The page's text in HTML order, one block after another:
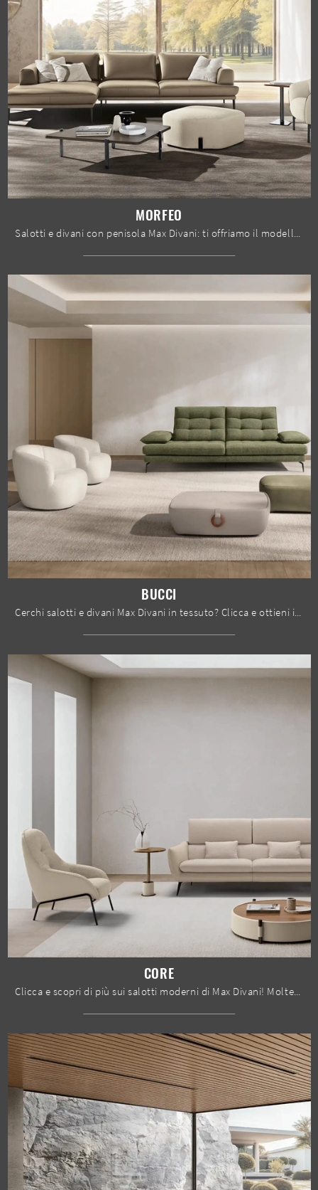
MORFEO
Salotti e divani con penisola Max Divani: ti offriamo il modello Morfeo in pelle per valorizzare il living.
BUCCI
Cerchi salotti e divani Max Divani in tessuto? Clicca e ottieni informazioni sul modello Bucci per spazi design.
CORE
Clicca e scopri di più sui salotti moderni di Max Divani! Molteplici modelli di divani, come Core, ti attendono.